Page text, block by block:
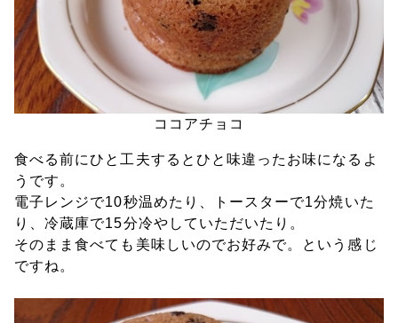
ココアチョコ
食べる前にひと工夫するとひと味違ったお味になるよ
うです。
電子レンジで10秒温めたり、トースターで1分焼いた
り、冷蔵庫で15分冷やしていただいたり。
そのまま食べても美味しいのでお好みで。という感じ
ですね。